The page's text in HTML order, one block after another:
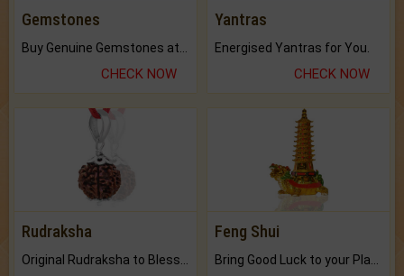
Gemstones
CHECK NOW
Yantras
Energised Yantras for You.
CHECK NOW
Rudraksha Feng Shui